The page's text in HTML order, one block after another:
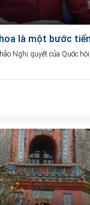
là một bước
Nghị quyết của Quốc